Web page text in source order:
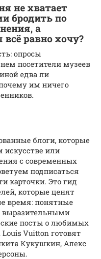
не хватает
бродить по
а
равно хочу?
опросы
посетители музеев
едва ли
им ничего
блоги, которые
искусстве или
с современных
подписаться
карточки. Это гид
которые ценят
время: понятные
выразительными
посты о любимых
Vuitton готовят
Кукушкин, Алекс